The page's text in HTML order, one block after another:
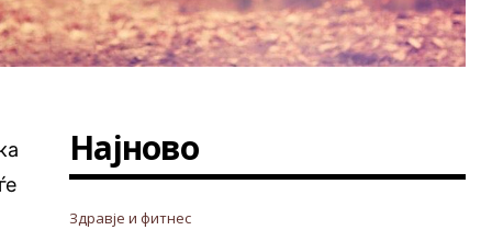
Најново
Здравје и фитнес